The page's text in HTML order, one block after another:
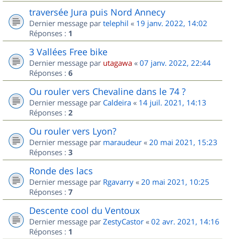
traversée Jura puis Nord Annecy
Dernier message par telephil « 19 janv. 2022, 14:02
Réponses : 1
3 Vallées Free bike
Dernier message par utagawa « 07 janv. 2022, 22:44
Réponses : 6
Ou rouler vers Chevaline dans le 74 ?
Dernier message par Caldeira « 14 juil. 2021, 14:13
Réponses : 2
Ou rouler vers Lyon?
Dernier message par maraudeur « 20 mai 2021, 15:23
Réponses : 3
Ronde des lacs
Dernier message par Rgavarry « 20 mai 2021, 10:25
Réponses : 7
Descente cool du Ventoux
Dernier message par ZestyCastor « 02 avr. 2021, 14:16
Réponses : 1